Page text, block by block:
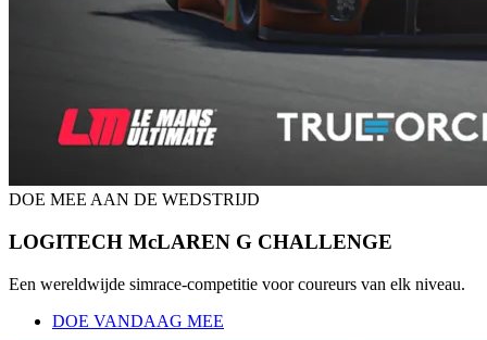
DOE MEE AAN DE WEDSTRIJD
LOGITECH McLAREN G CHALLENGE
Een wereldwijde simrace-competitie voor coureurs van elk niveau.
DOE VANDAAG MEE